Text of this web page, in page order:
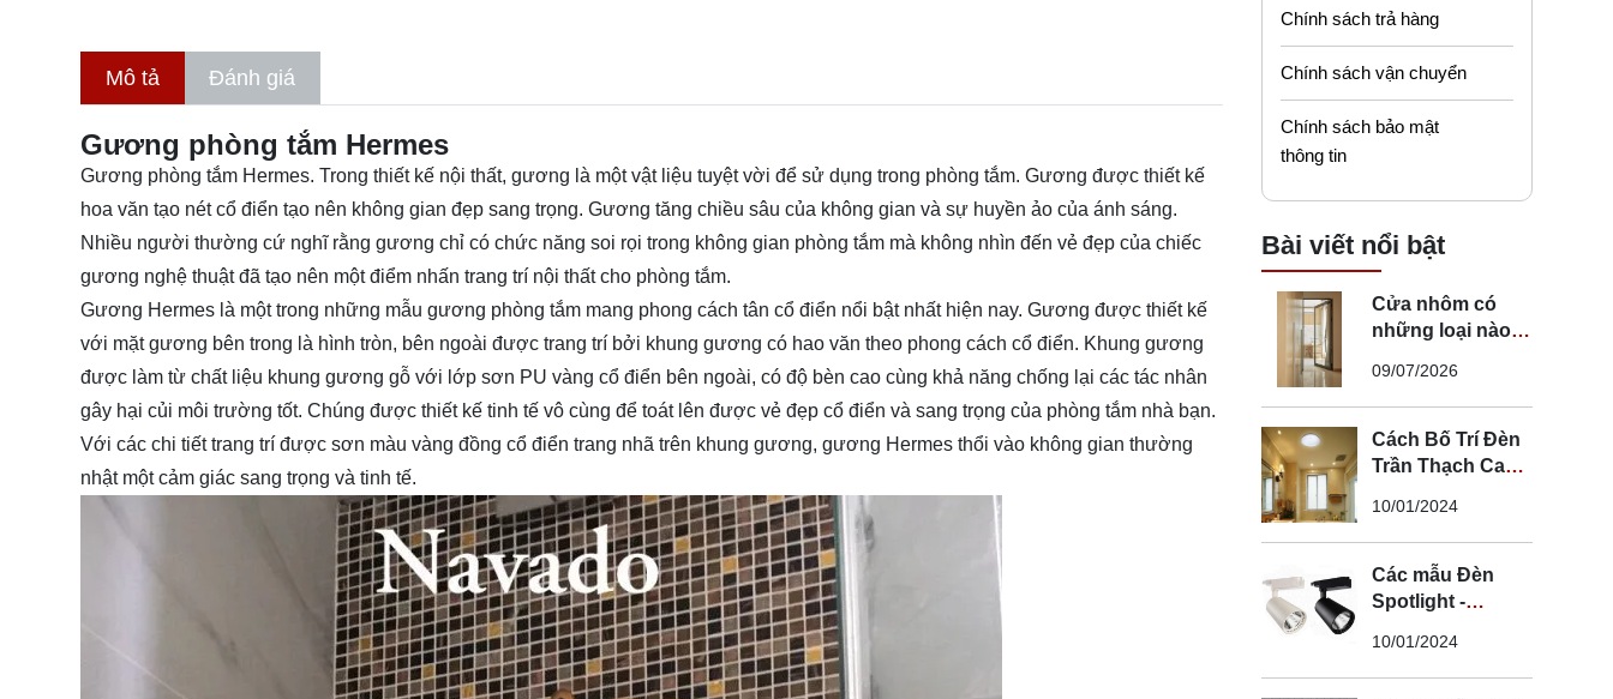
Mô tả Đánh giá
Gương phòng tắm Hermes
Gương phòng tắm Hermes. Trong thiết kế nội thất, gương là một vật liệu tuyệt vời để sử dụng trong phòng tắm. Gương được thiết kế
hoa văn tạo nét cổ điển tạo nên không gian đẹp sang trọng. Gương tăng chiều sâu của không gian và sự huyền ảo của ánh sáng.
Nhiều người thường cứ nghĩ rằng gương chỉ có chức năng soi rọi trong không gian phòng tắm mà không nhìn đến vẻ đẹp của chiếc
gương nghệ thuật đã tạo nên một điểm nhấn trang trí nội thất cho phòng tắm.
Gương Hermes là một trong những mẫu gương phòng tắm mang phong cách tân cổ điển nổi bật nhất hiện nay. Gương được thiết kế
với mặt gương bên trong là hình tròn, bên ngoài được trang trí bởi khung gương có hao văn theo phong cách cổ điển. Khung gương
được làm từ chất liệu khung gương gỗ với lớp sơn PU vàng cổ điển bên ngoài, có độ bèn cao cùng khả năng chống lại các tác nhân
gây hại củi môi trường tốt. Chúng được thiết kế tinh tế vô cùng để toát lên được vẻ đẹp cổ điển và sang trọng của phòng tắm nhà bạn.
Với các chi tiết trang trí được sơn màu vàng đồng cổ điển trang nhã trên khung gương, gương Hermes thổi vào không gian thường
nhật một cảm giác sang trọng và tinh tế.
Chính sách trả hàng
Chính sách vận chuyển
Chính sách bảo mật
thông tin
Bài viết nổi bật
Cửa nhôm có
những loại nào?
nhôm phù hợp
09/07/2026
Cách Bố Trí Đèn
Trần Thạch Cao
Lắp Đèn Trần
Thạch Cao
10/01/2024
Các mẫu Đèn
Spotlight -
- Spotlight rọi ray
10/01/2024